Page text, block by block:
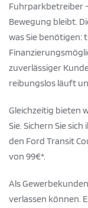
Fuhrparkbetreiber
Bewegung bleibt.
was Sie benötigen:
zuverlässiger
reibungslos läuft
Gleichzeitig bieten
Sie. Sichern Sie
den Ford Transit
von 99€*.
Als
verlassen können.